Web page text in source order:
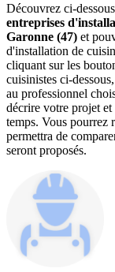
Découvrez ci-
entreprises
Garonne (47) et
d'installation de
cliquant sur les
cuisinistes ci-
au professionnel
décrire votre projet
temps. Vous pourrez
permettra de
seront proposés.